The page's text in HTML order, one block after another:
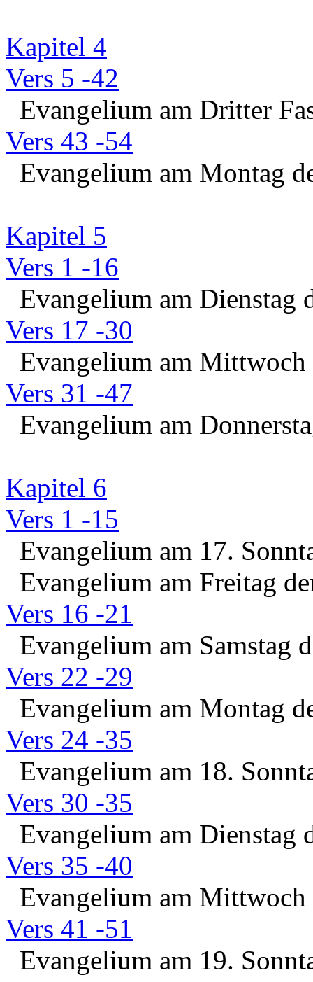
Kapitel 4
Vers 5 -42
Evangelium am Dritter
Vers 43 -54
Evangelium am Montag
Kapitel 5
Vers 1 -16
Evangelium am Dienstag
Vers 17 -30
Evangelium am Mittwoch
Vers 31 -47
Evangelium am
Kapitel 6
Vers 1 -15
Evangelium am 17.
Evangelium am Freitag
Vers 16 -21
Evangelium am Samstag
Vers 22 -29
Evangelium am Montag
Vers 24 -35
Evangelium am 18.
Vers 30 -35
Evangelium am Dienstag
Vers 35 -40
Evangelium am Mittwoch
Vers 41 -51
Evangelium am 19.